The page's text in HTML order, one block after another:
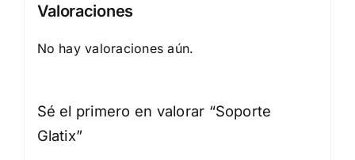
Valoraciones
No hay valoraciones aún.
Sé el primero en valorar “Soporte
Glatix”